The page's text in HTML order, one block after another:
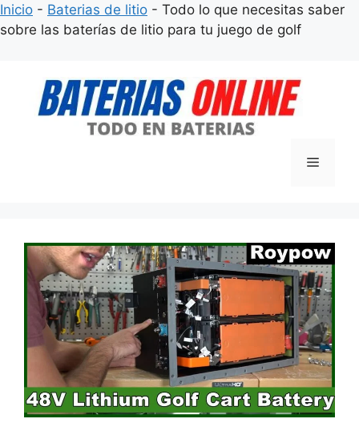
Inicio - Baterias de litio - Todo lo que necesitas saber
sobre las baterías de litio para tu juego de golf
contenido
Menú